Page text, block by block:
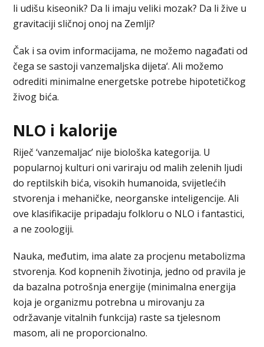
li udišu kiseonik? Da li imaju veliki mozak? Da li žive u
gravitaciji sličnoj onoj na Zemlji?
Čak i sa ovim informacijama, ne možemo nagađati od
čega se sastoji vanzemaljska dijeta‘. Ali možemo
odrediti minimalne energetske potrebe hipotetičkog
živog bića.
NLO i kalorije
Riječ ‘vanzemaljac’ nije biološka kategorija. U
popularnoj kulturi oni variraju od malih zelenih ljudi
do reptilskih bića, visokih humanoida, svijetlećih
stvorenja i mehaničke, neorganske inteligencije. Ali
ove klasifikacije pripadaju folkloru o NLO i fantastici,
a ne zoologiji.
Nauka, međutim, ima alate za procjenu metabolizma
stvorenja. Kod kopnenih životinja, jedno od pravila je
da bazalna potrošnja energije (minimalna energija
koja je organizmu potrebna u mirovanju za
održavanje vitalnih funkcija) raste sa tjelesnom
masom, ali ne proporcionalno.